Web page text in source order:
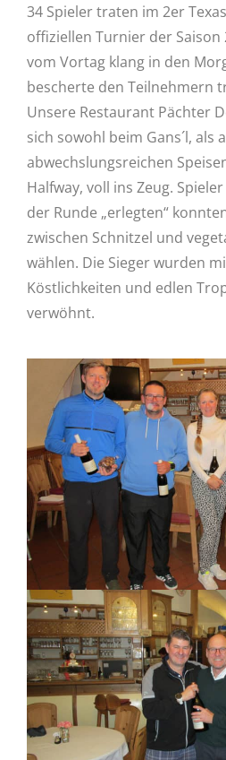
34 Spieler traten im 2er
offiziellen Turnier der Saison
vom Vortag klang in den
bescherte den Teilnehmern
Unsere Restaurant Pächter
sich sowohl beim Gans´l, als
abwechslungsreichen
Halfway, voll ins Zeug.
der Runde „erlegten“
zwischen Schnitzel und
wählen. Die Sieger wurden
Köstlichkeiten und edlen
verwöhnt.